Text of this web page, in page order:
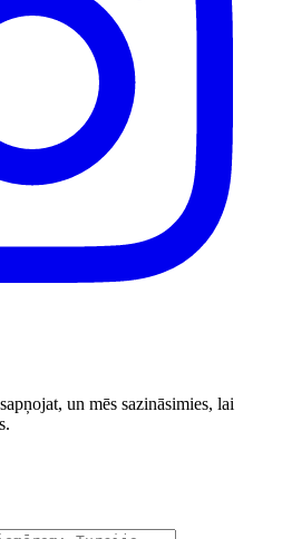
un mēs sazināsimies, lai